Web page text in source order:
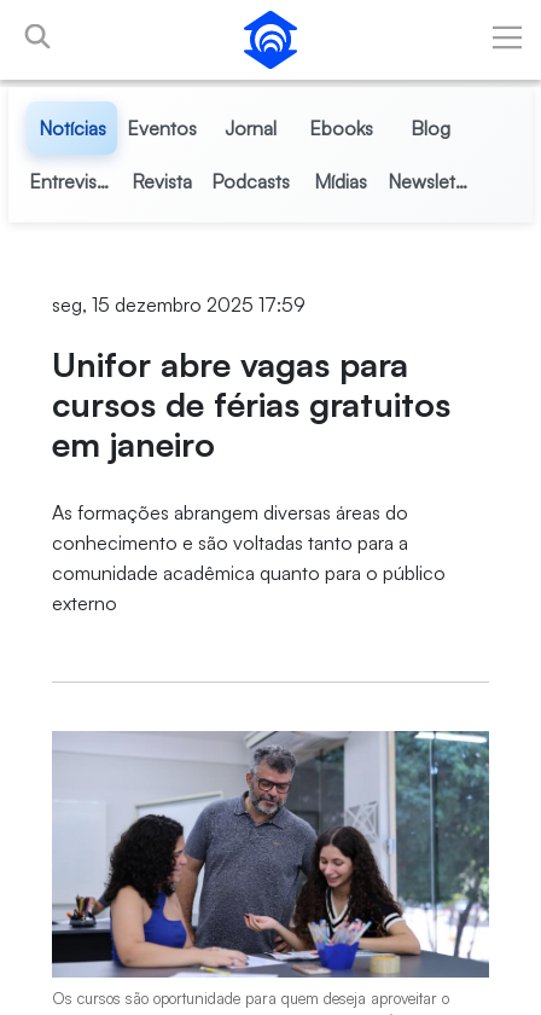
Pular para o Conteúdo principal
Notícias Eventos Jornal Ebooks Blog
Entrevistas Revista Podcasts Mídias Newsletter
seg, 15 dezembro 2025 17:59
Unifor abre vagas para
cursos de férias gratuitos
em janeiro
As formações abrangem diversas áreas do
conhecimento e são voltadas tanto para a
comunidade acadêmica quanto para o público
externo
Os cursos são oportunidade para quem deseja aproveitar o